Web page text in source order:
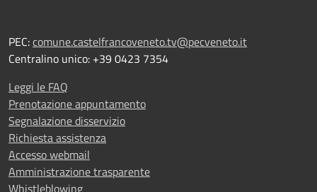
PEC:comune.castelfrancoveneto.tv@pecveneto.it
Centralino unico: +39 0423 7354
Leggi le FAQ
Prenotazione appuntamento
Segnalazione disservizio
Richiesta assistenza
Accesso webmail
Amministrazione trasparente
Whistleblowing